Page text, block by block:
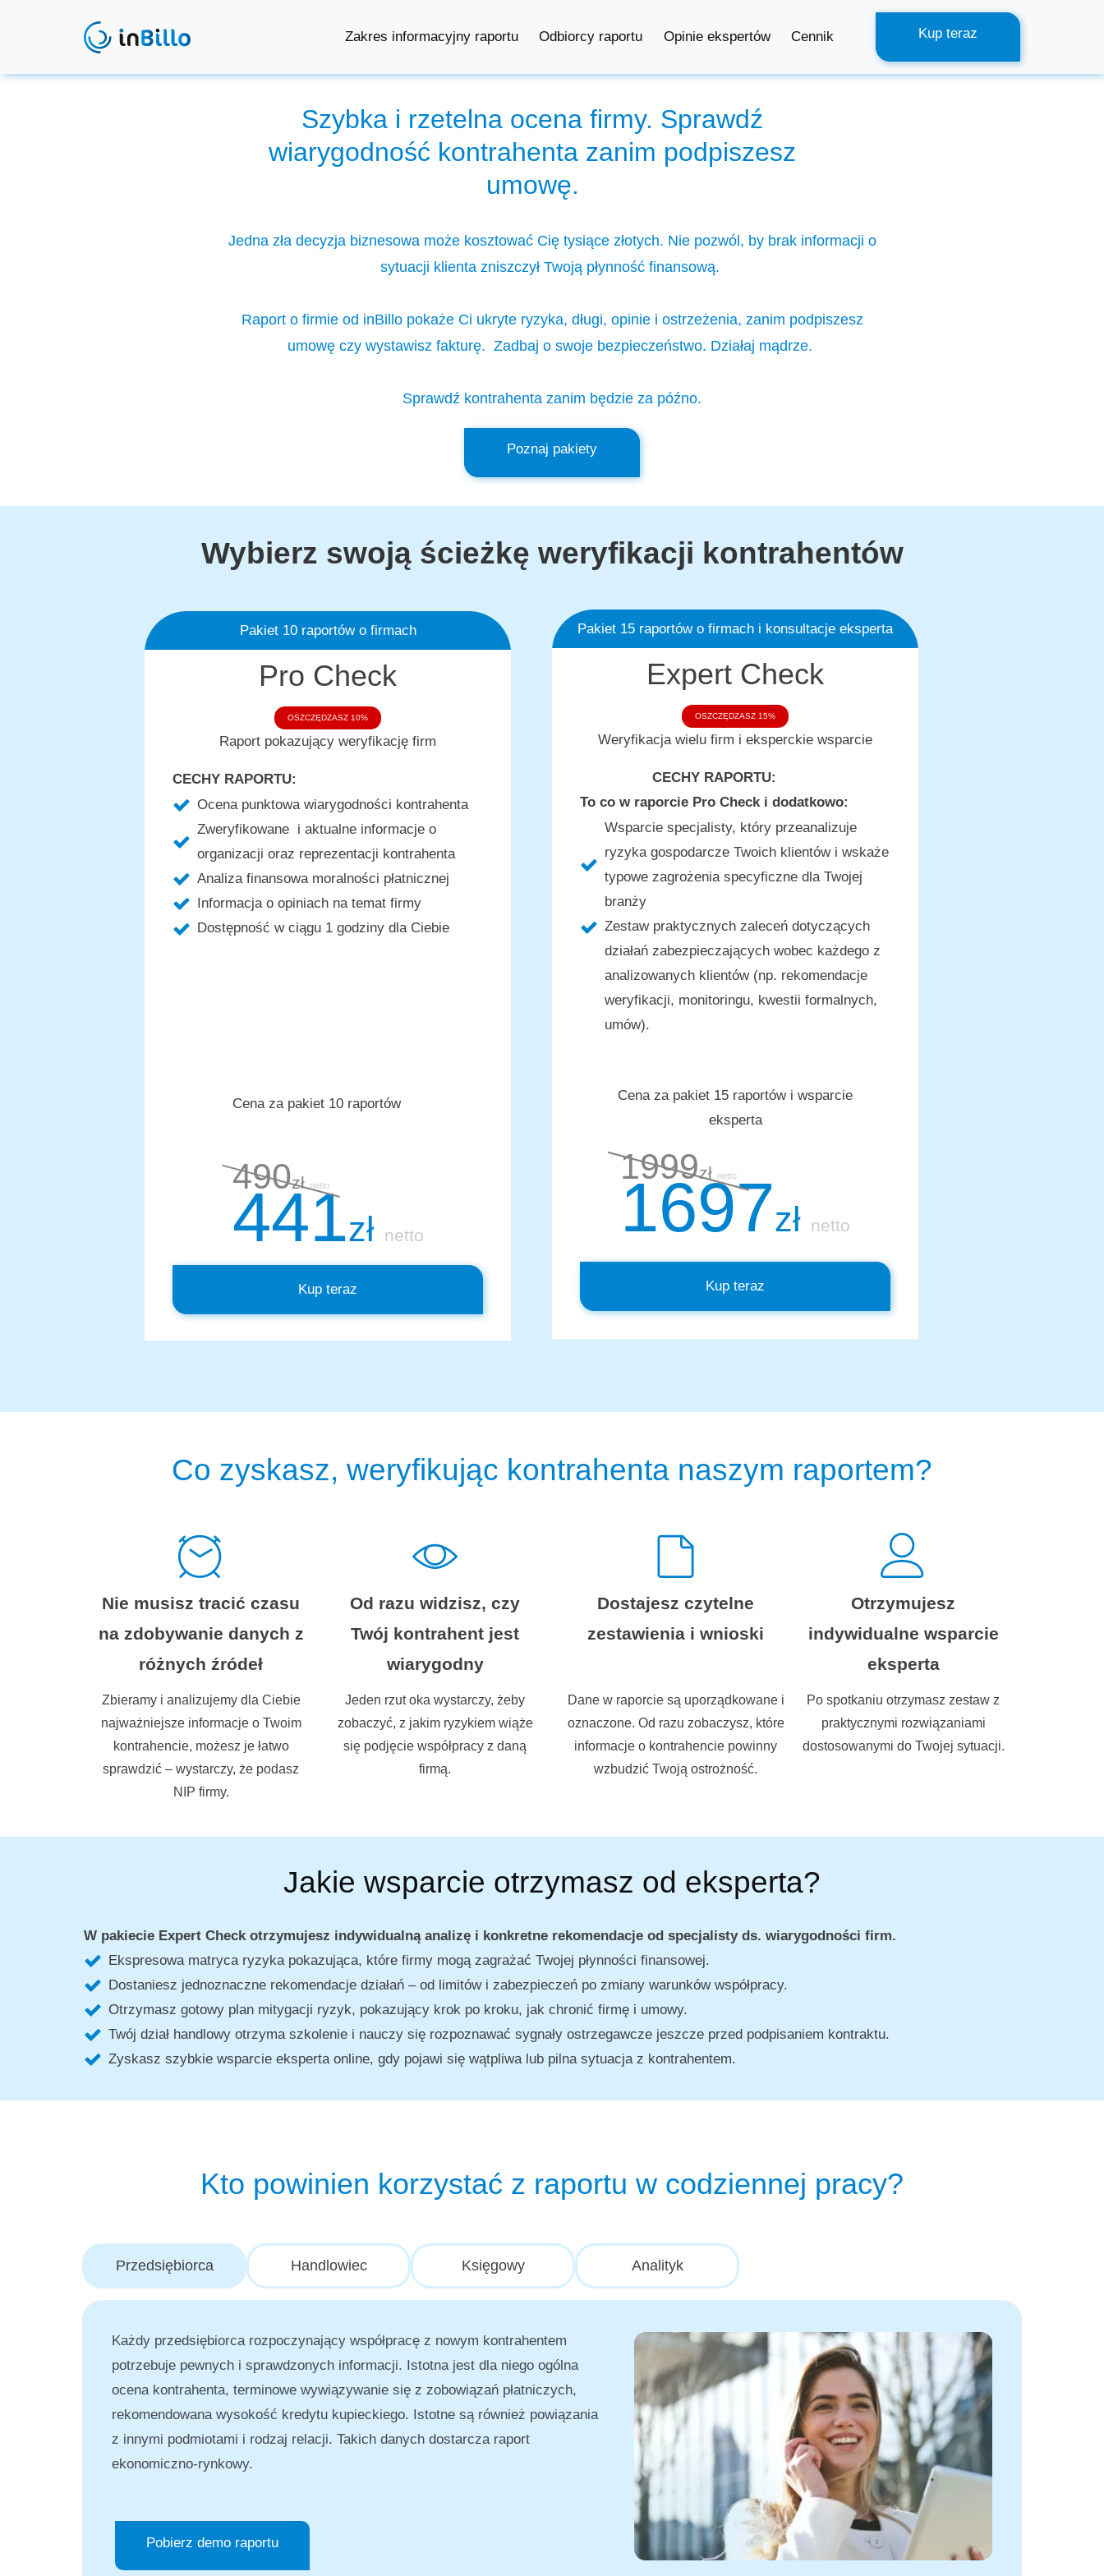
Zakres informacyjny raportu Odbiorcy raportu Opinie ekspertów Cennik Kup teraz
Szybka i rzetelna ocena firmy. Sprawdź
wiarygodność kontrahenta zanim podpiszesz
umowę.
Jedna zła decyzja biznesowa może kosztować Cię tysiące złotych. Nie pozwól, by brak informacji o
sytuacji klienta zniszczył Twoją płynność finansową.
Raport o firmie od inBillo pokaże Ci ukryte ryzyka, długi, opinie i ostrzeżenia, zanim podpiszesz
umowę czy wystawisz fakturę. Zadbaj o swoje bezpieczeństwo. Działaj mądrze.
Sprawdź kontrahenta zanim będzie za późno.
Poznaj pakiety
Wybierz swoją ścieżkę weryfikacji kontrahentów
Pakiet 10 raportów o firmach
Pro Check
OSZCZĘDZASZ 10%
Raport pokazujący weryfikację firm
CECHY RAPORTU:
Ocena punktowa wiarygodności kontrahenta
Zweryfikowane i aktualne informacje o
organizacji oraz reprezentacji kontrahenta
Analiza finansowa moralności płatnicznej
Informacja o opiniach na temat firmy
Dostępność w ciągu 1 godziny dla Ciebie
Cena za pakiet 10 raportów
490złnetto
441zł netto
Kup teraz
Pakiet 15 raportów o firmach i konsultacje eksperta
Expert Check
OSZCZĘDZASZ 15%
Weryfikacja wielu firm i eksperckie wsparcie
CECHY RAPORTU:
To co w raporcie Pro Check i dodatkowo:
Wsparcie specjalisty, który przeanalizuje
ryzyka gospodarcze Twoich klientów i wskaże
typowe zagrożenia specyficzne dla Twojej
branży
Zestaw praktycznych zaleceń dotyczących
działań zabezpieczających wobec każdego z
analizowanych klientów (np. rekomendacje
weryfikacji, monitoringu, kwestii formalnych,
umów).
Cena za pakiet 15 raportów i wsparcie
eksperta
1999zł netto
1697zł netto
Kup teraz
Co zyskasz, weryfikując kontrahenta naszym raportem?
Otrzymujesz
indywidualne wsparcie
eksperta
Po spotkaniu otrzymasz zestaw z
praktycznymi rozwiązaniami
dostosowanymi do Twojej sytuacji.
Dostajesz czytelne
zestawienia i wnioski
Dane w raporcie są uporządkowane i
oznaczone. Od razu zobaczysz, które
informacje o kontrahencie powinny
wzbudzić Twoją ostrożność.
Od razu widzisz, czy
Twój kontrahent jest
wiarygodny
Jeden rzut oka wystarczy, żeby
zobaczyć, z jakim ryzykiem wiąże
się podjęcie współpracy z daną
firmą.
Nie musisz tracić czasu
na zdobywanie danych z
różnych źródeł
Zbieramy i analizujemy dla Ciebie
najważniejsze informacje o Twoim
kontrahencie, możesz je łatwo
sprawdzić – wystarczy, że podasz
NIP firmy.
Jakie wsparcie otrzymasz od eksperta?
W pakiecie Expert Check otrzymujesz indywidualną analizę i konkretne rekomendacje od specjalisty ds. wiarygodności firm.
Ekspresowa matryca ryzyka pokazująca, które firmy mogą zagrażać Twojej płynności finansowej.
Dostaniesz jednoznaczne rekomendacje działań – od limitów i zabezpieczeń po zmiany warunków współpracy.
Otrzymasz gotowy plan mitygacji ryzyk, pokazujący krok po kroku, jak chronić firmę i umowy.
Twój dział handlowy otrzyma szkolenie i nauczy się rozpoznawać sygnały ostrzegawcze jeszcze przed podpisaniem kontraktu.
Zyskasz szybkie wsparcie eksperta online, gdy pojawi się wątpliwa lub pilna sytuacja z kontrahentem.
Kto powinien korzystać z raportu w codziennej pracy?
Przedsiębiorca Handlowiec Księgowy Analityk
Każdy przedsiębiorca rozpoczynający współpracę z nowym kontrahentem
potrzebuje pewnych i sprawdzonych informacji. Istotna jest dla niego ogólna
ocena kontrahenta, terminowe wywiązywanie się z zobowiązań płatniczych,
rekomendowana wysokość kredytu kupieckiego. Istotne są również powiązania
z innymi podmiotami i rodzaj relacji. Takich danych dostarcza raport
ekonomiczno-rynkowy.
Pobierz demo raportu